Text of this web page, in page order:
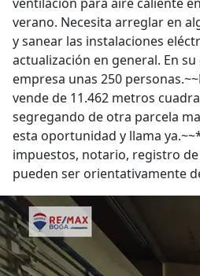
verano. Necesita arreglar en
y sanear las instalaciones
actualización en general. En
empresa unas 250
vende de 11.462 metros
segregando de otra parcela
esta oportunidad y llama
impuestos, notario, registro
pueden ser orientativamente